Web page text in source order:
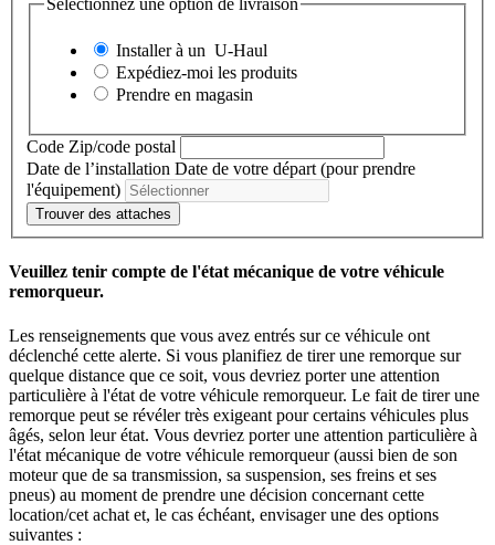
Sélectionnez une option de livraison
Installer à un U-Haul
Expédiez-moi les produits
Prendre en magasin
Code Zip/code postal
Date de l’installation Date de votre départ (pour prendre
l'équipement)
Trouver des attaches
Veuillez tenir compte de l'état mécanique de votre véhicule
remorqueur.
Les renseignements que vous avez entrés sur ce véhicule ont
déclenché cette alerte. Si vous planifiez de tirer une remorque sur
quelque distance que ce soit, vous devriez porter une attention
particulière à l'état de votre véhicule remorqueur. Le fait de tirer une
remorque peut se révéler très exigeant pour certains véhicules plus
âgés, selon leur état. Vous devriez porter une attention particulière à
l'état mécanique de votre véhicule remorqueur (aussi bien de son
moteur que de sa transmission, sa suspension, ses freins et ses
pneus) au moment de prendre une décision concernant cette
location/cet achat et, le cas échéant, envisager une des options
suivantes :